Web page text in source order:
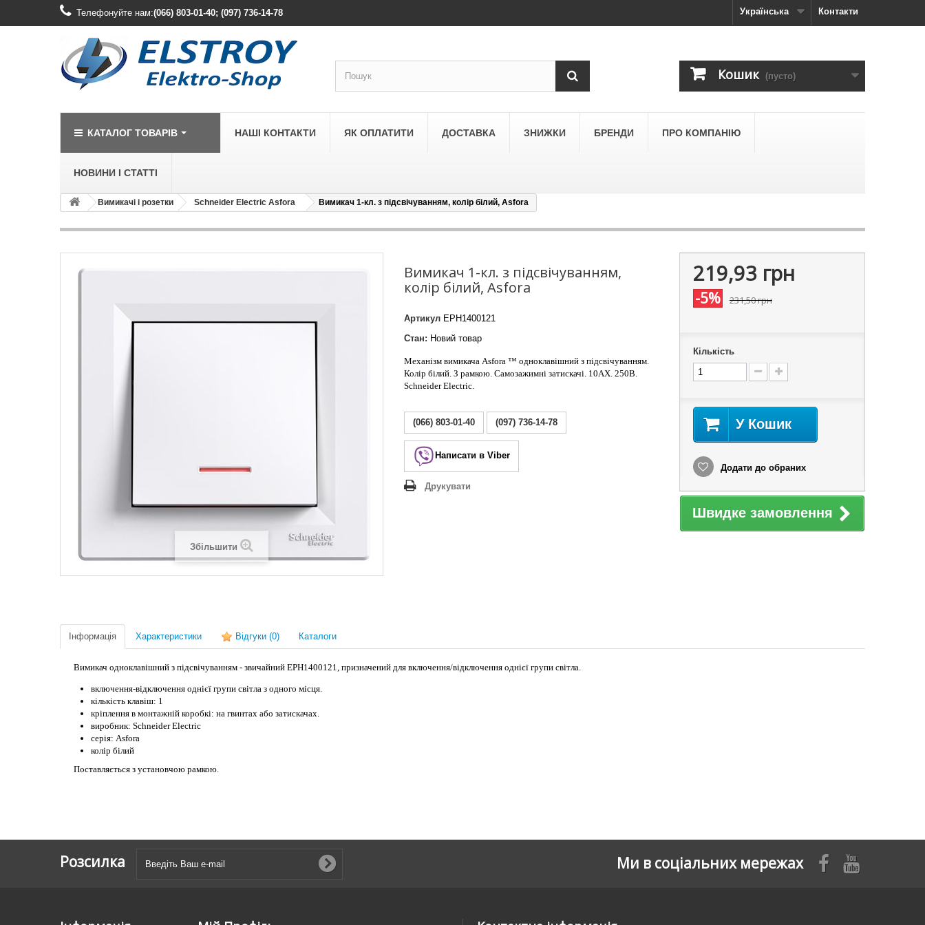
Контакти
Телефонуйте нам:(066) 803-01-40; (097) 736-14-78 Українська
Кошик (пусто)
КАТАЛОГ ТОВАРІВ
LEGRAND
Legrand SUNO
Legrand Valena Life
LEGRAND
LEZARD
Lezard Deriy
НАШІ КОНТАКТИ ЯК ОПЛАТИТИ ДОСТАВКА ЗНИЖКИ БРЕНДИ ПРО КОМПАНІЮ
НОВИНИ І СТАТТІ
Вимикачі і розетки Schneider Electric Asfora Вимикач 1-кл. з підсвічуванням, колір білий, Asfora
Збільшити
Вимикач 1-кл. з підсвічуванням,
колір білий, Asfora
Артикул EPH1400121
Стан: Новий товар
Механізм вимикача Asfora ™ одноклавішний з підсвічуванням.
Колір білий. З рамкою. Самозажимні затискачі. 10АХ. 250В.
Schneider Electric.
(066) 803-01-40 (097) 736-14-78
Написати в Viber
Друкувати
219,93 грн
-5% 231,50 грн
Кількість
У Кошик
Додати до обраних
Швидке замовлення
Інформація Характеристики Відгуки (0) Каталоги
Вимикач одноклавішний з підсвічуванням - звичайний EPH1400121, призначений для включення/відключення однієї групи світла.
включення-відключення однієї групи світла з одного місця.
кількість клавіш: 1
кріплення в монтажній коробкі: на гвинтах або затискачах.
виробник: Schneider Electric
серія: Asfora
колір білий
Поставляється з установчою рамкою.
Розсилка Ми в соціальних мережах